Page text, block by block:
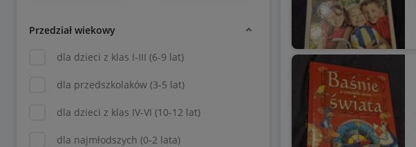
Przedział wiekowy
dla dzieci z klas I-III (6-9 lat)
dla przedszkolaków (3-5 lat)
dla dzieci z klas IV-VI (10-12 lat)
dla najmłodszych (0-2 lata)